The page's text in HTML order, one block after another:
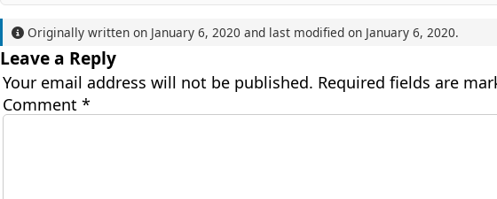
Originally written on January 6, 2020 and last modified on January 6, 2020.
Leave a Reply
Your email address will not be published. Required fields are
Comment *